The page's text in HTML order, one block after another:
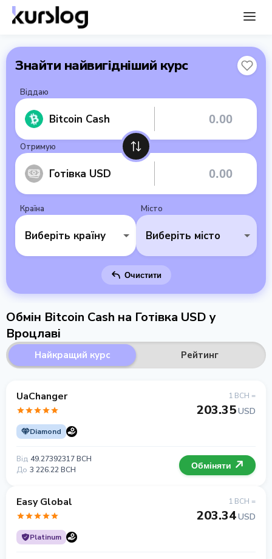
Знайти найвигідніший курс
Віддаю
Bitcoin Cash
Отримую
Готівка USD
Країна
Виберіть країну
Місто
Виберіть місто
Очистити
Обмін Bitcoin Cash на Готівка USD у
Вроцлаві
Найкращий курс Рейтинг
UaChanger
Diamond
1 BCH =
203.35USD
Від 49.27392317 BCH
До 3 226.22 BCH Обміняти
Easy Global
Platinum
1 BCH =
203.34USD